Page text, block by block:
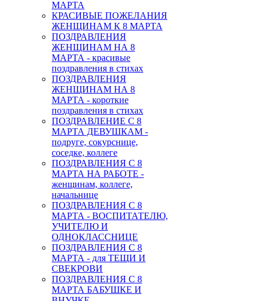
МАРТА
КРАСИВЫЕ ПОЖЕЛАНИЯ
ЖЕНЩИНАМ К 8 МАРТА
ПОЗДРАВЛЕНИЯ
ЖЕНЩИНАМ НА 8
МАРТА - красивые
поздравления в стихах
ПОЗДРАВЛЕНИЯ
ЖЕНЩИНАМ НА 8
МАРТА - короткие
поздравления в стихах
ПОЗДРАВЛЕНИЕ С 8
МАРТА ДЕВУШКАМ -
подруге, сокурснице,
соседке, коллеге
ПОЗДРАВЛЕНИЯ С 8
МАРТА НА РАБОТЕ -
женщинам, коллеге,
начальнице
ПОЗДРАВЛЕНИЯ С 8
МАРТА - ВОСПИТАТЕЛЮ,
УЧИТЕЛЮ И
ОДНОКЛАССНИЦЕ
ПОЗДРАВЛЕНИЯ С 8
МАРТА - для ТЕЩИ И
СВЕКРОВИ
ПОЗДРАВЛЕНИЯ С 8
МАРТА БАБУШКЕ И